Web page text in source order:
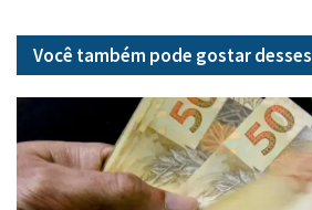
Você também pode gostar desses